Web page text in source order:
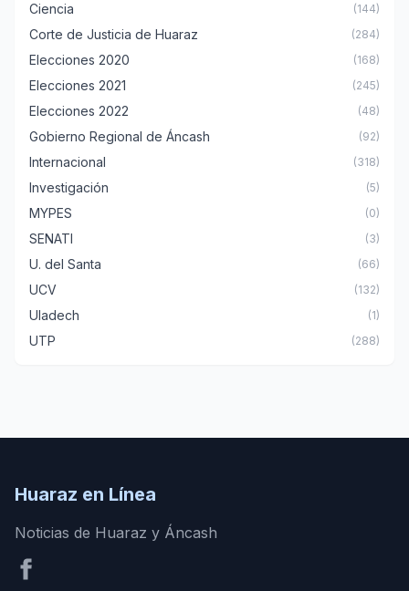
Ciencia (144)
Corte de Justicia de Huaraz (284)
Elecciones 2020 (168)
Elecciones 2021 (245)
Elecciones 2022 (48)
Gobierno Regional de Áncash (92)
Internacional (318)
Investigación (5)
MYPES (0)
SENATI (3)
U. del Santa (66)
UCV (132)
Uladech (1)
UTP (288)
Huaraz en Línea
Noticias de Huaraz y Áncash